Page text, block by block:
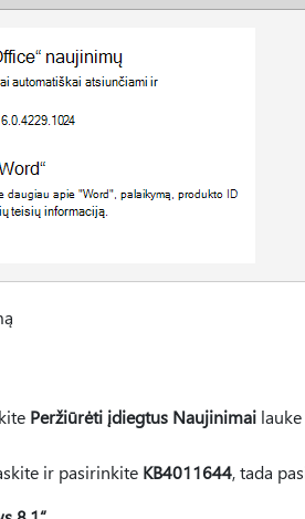
Peržiūrėti įdiegtus Naujinimailauke
ir pasirinkite KB4011644, tada